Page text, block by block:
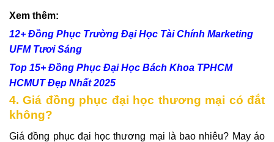
Xem thêm:
12+ Đồng Phục Trường Đại Học Tài Chính Marketing
UFM Tươi Sáng
Top 15+ Đồng Phục Đại Học Bách Khoa TPHCM
HCMUT Đẹp Nhất 2025
4. Giá đồng phục đại học thương mại có đắt
không?
Giá đồng phục đại học thương mại là bao nhiêu? May áo